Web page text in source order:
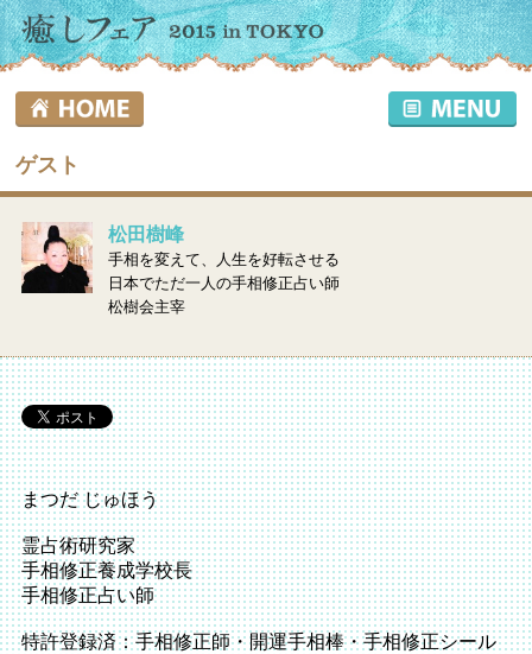
ゲスト
松田樹峰
手相を変えて、人生を好転させる
日本でただ一人の手相修正占い師
松樹会主宰
まつだ じゅほう
霊占術研究家
手相修正養成学校長
手相修正占い師
特許登録済：手相修正師・開運手相棒・手相修正シール